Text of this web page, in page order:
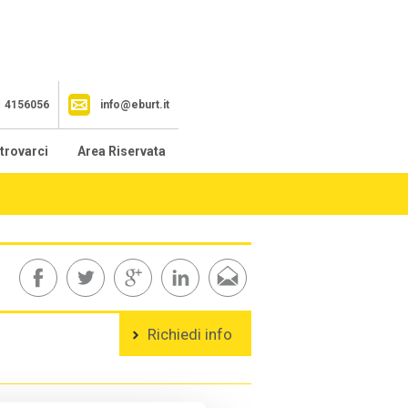
4156056 info@eburt.it
trovarci Area Riservata
Richiedi info